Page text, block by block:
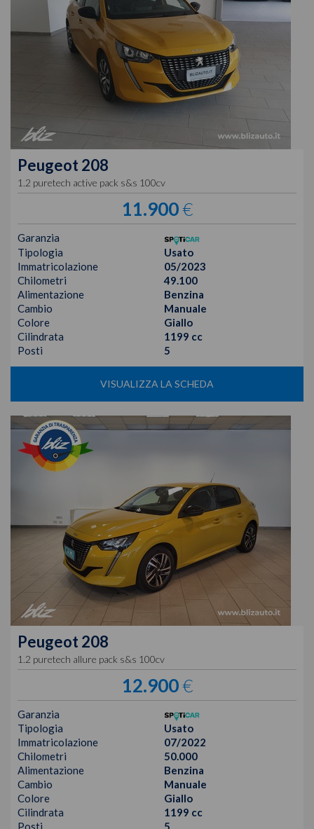
Peugeot 208
1.2 puretech active pack s&s 100cv
11.900€
Garanzia
Tipologia
Usato
Immatricolazione
05/2023
Chilometri
49.100
Alimentazione
Benzina
Cambio
Manuale
Colore
Giallo
Cilindrata
1199 cc
Posti
5
VISUALIZZA LA SCHEDA
Peugeot 208
1.2 puretech allure pack s&s 100cv
12.900€
Garanzia
Tipologia
Usato
Immatricolazione
07/2022
Chilometri
50.000
Alimentazione
Benzina
Cambio
Manuale
Colore
Giallo
Cilindrata
1199 cc
Posti
5